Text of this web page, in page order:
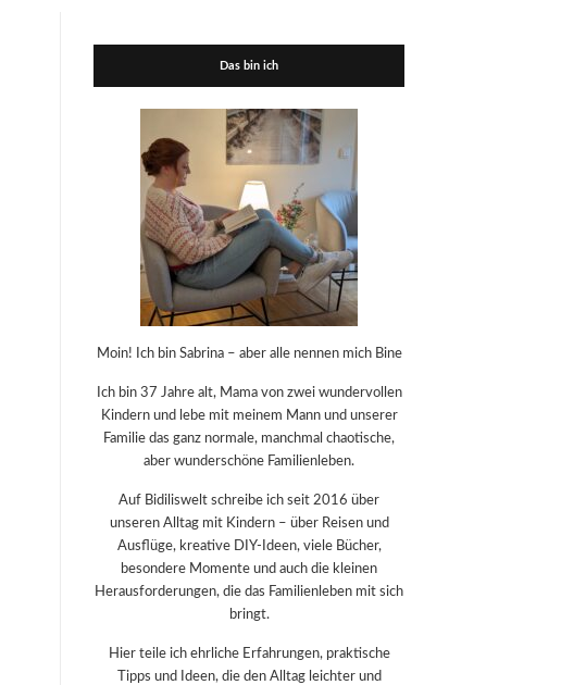
Das bin ich
Moin! Ich bin Sabrina – aber alle nennen mich Bine
Ich bin 37 Jahre alt, Mama von zwei wundervollen
Kindern und lebe mit meinem Mann und unserer
Familie das ganz normale, manchmal chaotische,
aber wunderschöne Familienleben.
Auf Bidiliswelt schreibe ich seit 2016 über
unseren Alltag mit Kindern – über Reisen und
Ausflüge, kreative DIY-Ideen, viele Bücher,
besondere Momente und auch die kleinen
Herausforderungen, die das Familienleben mit sich
bringt.
Hier teile ich ehrliche Erfahrungen, praktische
Tipps und Ideen, die den Alltag leichter und